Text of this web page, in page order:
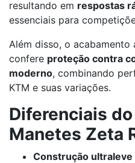
resultando em respostas
essenciais para
Além disso, o acabamento
confere proteção contra
moderno, combinando
KTM e suas variações.
Diferenciais do
Manetes Zeta
Construção